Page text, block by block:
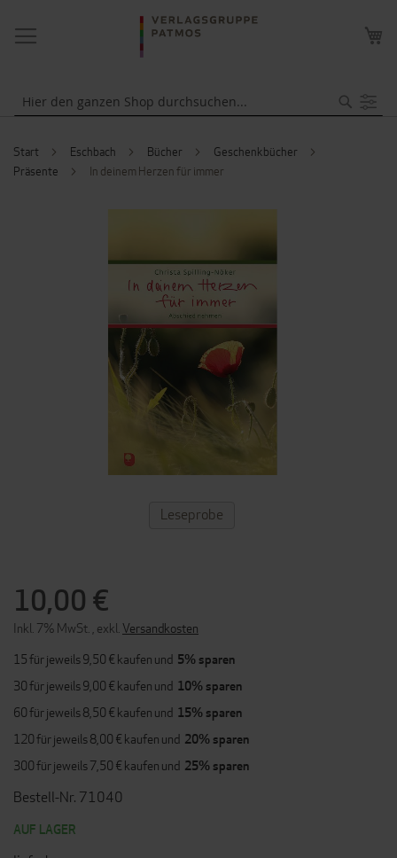
NAVIGATION
UMSCHALTEN
Start Eschbach Bücher
Geschenkbücher
Präsente
In deinem Herzen für immer
10,00 €
Inkl. 7% MwSt. exkl. Versandkosten
15 für jeweils9,50 € kaufen und 5% sparen
30 für jeweils9,00 € kaufen und 10% sparen
60 für jeweils8,50 € kaufen und 15% sparen
120 für jeweils8,00 € kaufen und 20% sparen
300 für jeweils7,50 € kaufen und 25% sparen
Bestell-Nr. 71040
AUF LAGER
BILDERGALERIE
SPRINGEN
ZUM
ANFANG
Leseprobe